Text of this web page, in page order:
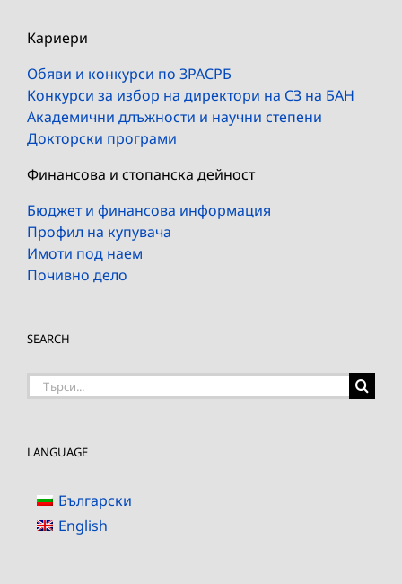
Кариери
Обяви и конкурси по ЗРАСРБ
Конкурси за избор на директори на СЗ на БАН
Академични длъжности и научни степени
Докторски програми
Финансова и стопанска дейност
Бюджет и финансова информация
Профил на купувача
Имоти под наем
Почивно дело
SEARCH
Търсене
LANGUAGE
Български
English